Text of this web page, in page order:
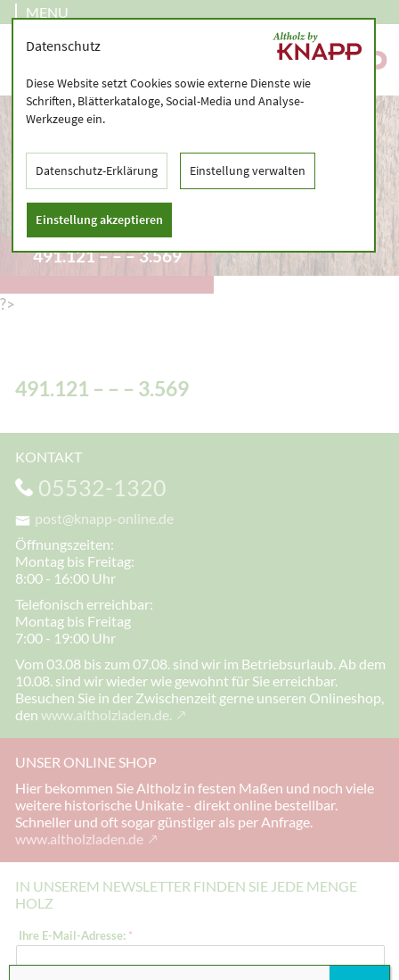
MENU
491.121 – – – 3.569
?>
491.121 – – – 3.569
KONTAKT
05532-1320
post@knapp-online.de
Öffnungszeiten:
Montag bis Freitag:
8:00 - 16:00 Uhr
Telefonisch erreichbar:
Montag bis Freitag
7:00 - 19:00 Uhr
Vom 03.08 bis zum 07.08. sind wir im Betriebsurlaub. Ab dem
10.08. sind wir wieder wie gewohnt für Sie erreichbar.
Besuchen Sie in der Zwischenzeit gerne unseren Onlineshop,
den www.altholzladen.de.
UNSER ONLINE SHOP
Hier bekommen Sie Altholz in festen Maßen und noch viele
weitere historische Unikate - direkt online bestellbar.
Schneller und oft sogar günstiger als per Anfrage.
www.altholzladen.de
IN UNSEREM NEWSLETTER FINDEN SIE JEDE MENGE
HOLZ
h
e
Ihre E-Mail-Adresse: *
Datenschutz
Diese Website setzt Cookies sowie externe Dienste wie
Schriften, Blätterkataloge, Social-Media und Analyse-
Werkzeuge ein.
Datenschutz-Erklärung Einstellung verwalten
Einstellung akzeptieren